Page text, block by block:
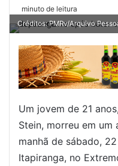
minuto de leitura
Créditos: PMRv/Arquivo
Um jovem de 21
Stein, morreu em
manhã de sábado,
Itapiranga, no